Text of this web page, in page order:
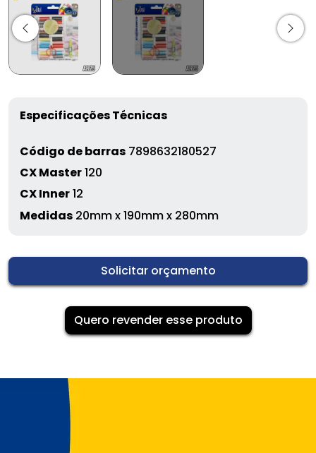
Especificações Técnicas
Código de barras 7898632180527
CX Master120
CX Inner12
Medidas 20mm x 190mm x 280mm
Solicitar orçamento
Quero revender esse produto